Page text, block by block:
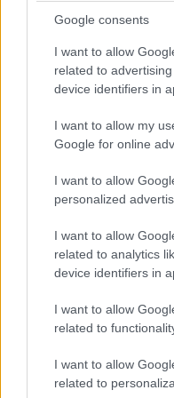
Google consents
I want to allow
related to
device identifiers in
I want to allow my
Google for online
I want to allow
personalized
I want to allow
related to analytics
device identifiers in
I want to allow
related to
I want to allow
related to
εμπόρους στο Η.Β.
ενδοκοινοτικές
ανακεφαλαιωτικούς
αποκτήσεων. Μετά
συνεχίσει τη
Μετά την 31/12/2020
διενεργεί αγορές
εμπόρους στο Η.Β..
πράξεις που θα
αυτή και μετά:
α) θα θεωρούνται
θα πρέπει να
β) δεν θα
ως ενδοκοινοτικές